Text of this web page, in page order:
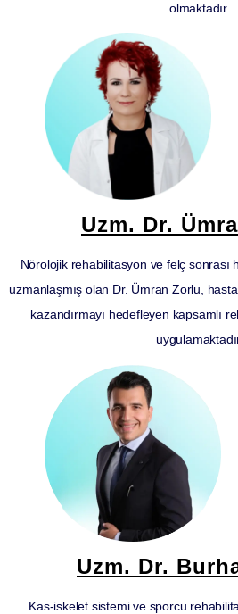
olmaktadır.
Uzm. Dr.
Nörolojik rehabilitasyon ve felç sonrası
uzmanlaşmış olan Dr. Ümran Zorlu,
kazandırmayı hedefleyen kapsamlı
Uzm. Dr.
Kas-iskelet sistemi ve sporcu